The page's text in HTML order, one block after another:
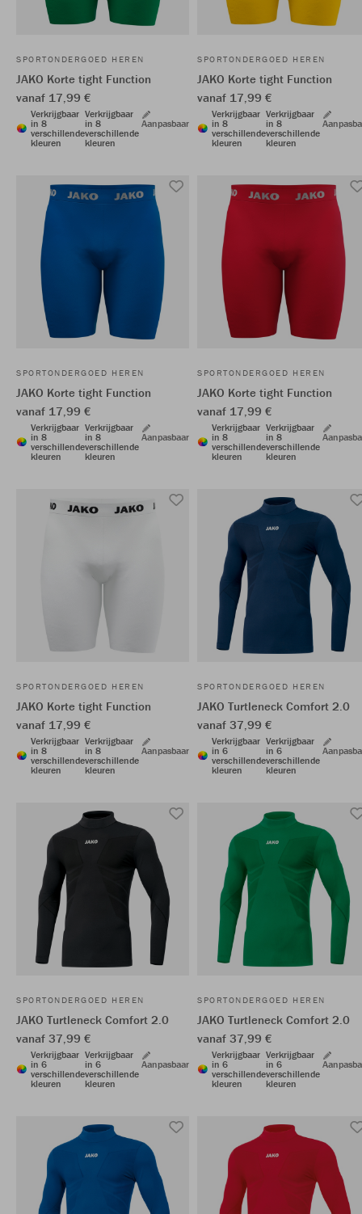
SPORTONDERGOED HEREN
JAKO Korte tight Function
vanaf 17,99 €
Verkrijgbaar
in 8
verschillende
kleuren
Verkrijgbaar
in 8
verschillende
kleuren
Aanpasbaar
SPORTONDERGOED HEREN
JAKO Korte tight Function
vanaf 17,99 €
Verkrijgbaar
in 8
verschillende
kleuren
Verkrijgbaar
in 8
verschillende
kleuren
SPORTONDERGOED HEREN
JAKO Korte tight Function
vanaf 17,99 €
Verkrijgbaar
in 8
verschillende
kleuren
Verkrijgbaar
in 8
verschillende
kleuren
Aanpasbaar
SPORTONDERGOED HEREN
JAKO Korte tight Function
vanaf 17,99 €
Verkrijgbaar
in 8
verschillende
kleuren
Verkrijgbaar
in 8
verschillende
kleuren
SPORTONDERGOED HEREN
JAKO Korte tight Function
vanaf 17,99 €
Verkrijgbaar
in 8
verschillende
kleuren
Verkrijgbaar
in 8
verschillende
kleuren
Aanpasbaar
SPORTONDERGOED HEREN
JAKO Turtleneck Comfort 2.0
vanaf 37,99 €
Verkrijgbaar
in 6
verschillende
kleuren
Verkrijgbaar
in 6
verschillende
kleuren
SPORTONDERGOED HEREN
JAKO Turtleneck Comfort 2.0
vanaf 37,99 €
Verkrijgbaar
in 6
verschillende
kleuren
Verkrijgbaar
in 6
verschillende
kleuren
Aanpasbaar
SPORTONDERGOED HEREN
JAKO Turtleneck Comfort 2.0
vanaf 37,99 €
Verkrijgbaar
in 6
verschillende
kleuren
Verkrijgbaar
in 6
verschillende
kleuren